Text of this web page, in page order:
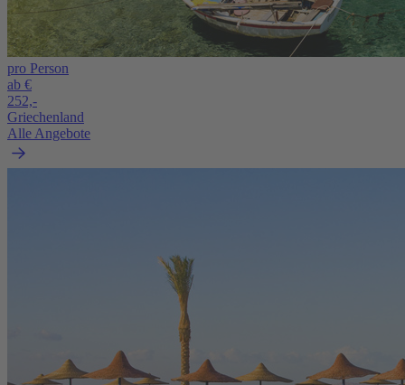
pro Person
ab €
252,-
Griechenland
Alle Angebote